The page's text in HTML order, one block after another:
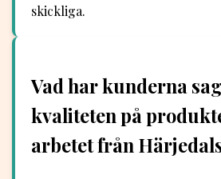
skickliga.
Vad har kunderna
kvaliteten på
arbetet från